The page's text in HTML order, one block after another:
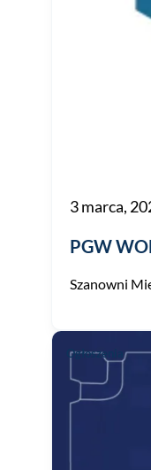
3 marca,
PGW
Szanowni
Ogłoszenia